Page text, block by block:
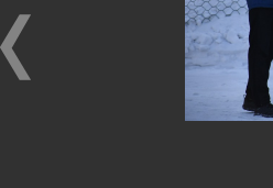
Расписание занятий